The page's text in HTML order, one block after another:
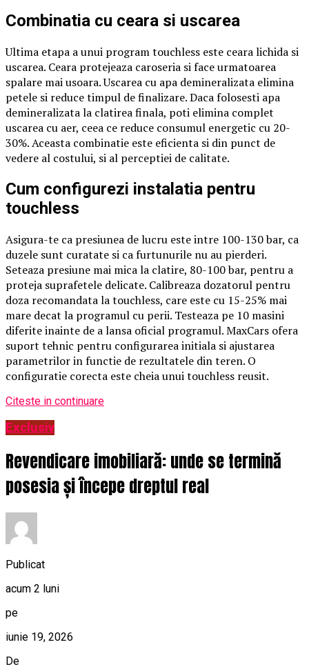
Combinatia cu ceara si uscarea
Ultima etapa a unui program touchless este ceara lichida si
uscarea. Ceara protejeaza caroseria si face urmatoarea
spalare mai usoara. Uscarea cu apa demineralizata elimina
petele si reduce timpul de finalizare. Daca folosesti apa
demineralizata la clatirea finala, poti elimina complet
uscarea cu aer, ceea ce reduce consumul energetic cu 20-
30%. Aceasta combinatie este eficienta si din punct de
vedere al costului, si al perceptiei de calitate.
Cum configurezi instalatia pentru
touchless
Asigura-te ca presiunea de lucru este intre 100-130 bar, ca
duzele sunt curatate si ca furtunurile nu au pierderi.
Seteaza presiune mai mica la clatire, 80-100 bar, pentru a
proteja suprafetele delicate. Calibreaza dozatorul pentru
doza recomandata la touchless, care este cu 15-25% mai
mare decat la programul cu perii. Testeaza pe 10 masini
diferite inainte de a lansa oficial programul. MaxCars ofera
suport tehnic pentru configurarea initiala si ajustarea
parametrilor in functie de rezultatele din teren. O
configuratie corecta este cheia unui touchless reusit.
Citeste in continuare
Exclusiv
Revendicare imobiliară: unde se termină
posesia și începe dreptul real
Publicat
acum 2 luni
pe
iunie 19, 2026
De